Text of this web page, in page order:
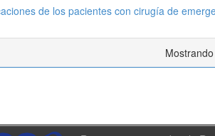
de los pacientes con cirugía de